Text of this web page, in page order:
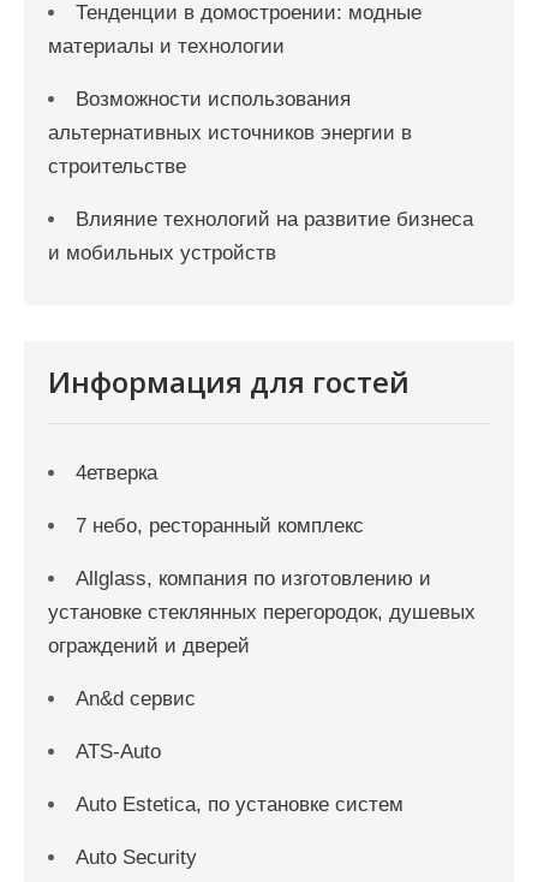
Тенденции в домостроении: модные
материалы и технологии
Возможности использования
альтернативных источников энергии в
строительстве
Влияние технологий на развитие бизнеса
и мобильных устройств
Информация для гостей
4етверка
7 небо, ресторанный комплекс
Allglass, компания по изготовлению и
установке стеклянных перегородок, душевых
ограждений и дверей
An&d сервис
ATS-Auto
Auto Estetica, по установке систем
Auto Security